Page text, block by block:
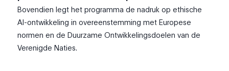
Bovendien legt het programma de nadruk op ethische
AI-ontwikkeling in overeenstemming met Europese
normen en de Duurzame Ontwikkelingsdoelen van de
Verenigde Naties.